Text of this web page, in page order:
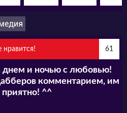
нравится! 61
днем и ночью с любовью!
комментарием, им
приятно! ^^